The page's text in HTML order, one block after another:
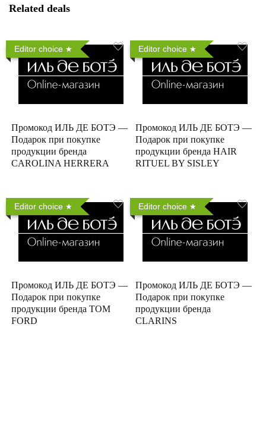
Related deals
Editor choice
Промокод ИЛЬ ДЕ БОТЭ —
Подарок при покупке
продукции бренда
CAROLINA HERRERA
Editor choice
Промокод ИЛЬ ДЕ БОТЭ —
Подарок при покупке
продукции бренда HAIR
RITUEL BY SISLEY
Editor choice
Промокод ИЛЬ ДЕ БОТЭ —
Подарок при покупке
продукции бренда TOM
FORD
Editor choice
Промокод ИЛЬ ДЕ БОТЭ —
Подарок при покупке
продукции бренда
CLARINS